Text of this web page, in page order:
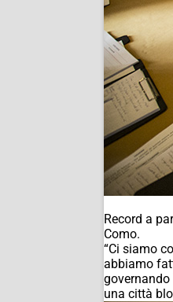
Record a
Como.
“Ci siamo
abbiamo
una città